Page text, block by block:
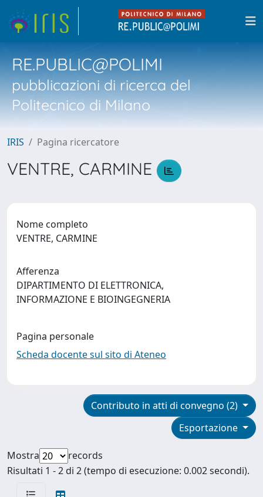
RE.PUBLIC@POLIMI
pubblicazioni di ricerca del
Politecnico di Milano
IRIS Pagina ricercatore
VENTRE, CARMINE
Nome completo
VENTRE, CARMINE
Afferenza
DIPARTIMENTO DI ELETTRONICA,
INFORMAZIONE E BIOINGEGNERIA
Pagina personale
Scheda docente sul sito di Ateneo
Contributo in atti di convegno (2)
Esportazione
Mostra
records
Risultati 1 - 2 di 2 (tempo di esecuzione: 0.002 secondi).